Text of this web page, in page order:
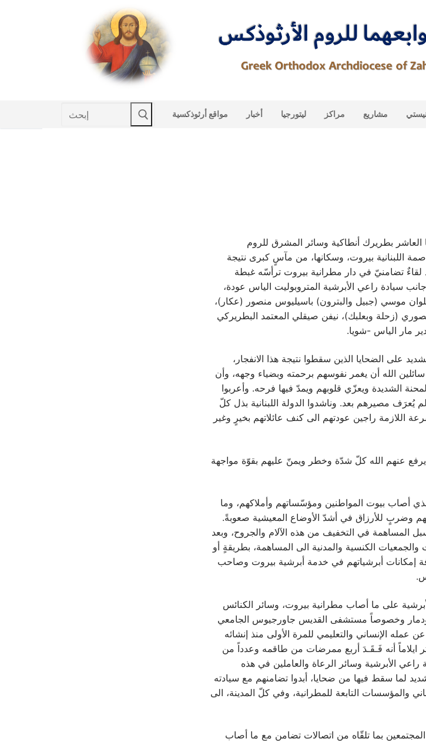
Search
مواقع أرثوذكسية أخبار ليتورجيا مراكز مشاريع
بطريرك أنطاكية وسائر المشرق للروم
اللبنانية بيروت، وسكانها، من مآسٍ كبرى نتيجة
لقاءٌ تضامنيّ في دار مطرانية بيروت ترأسّه غبطة
سيادة راعي الأبرشية المتروبوليت الياس عودة،
موسي (جبيل والبترون) باسيليوس منصور (عكار)،
(زحلة وبعلبك)، نيفن صيقلي المعتمد البطريركي
مار الياس -شويا.
على الضحايا الذين سقطوا نتيجة هذا الانفجار،
الله أن يغمر نفوسهم برحمته وبضياء وجهه، وأن
الشديدة ويعزّي قلوبهم ويمدّ فيها فرحه. وأعربوا
يُعرَف مصيرهم بعد. وناشدوا الدولة اللبنانية بذل كلّ
اللازمة راجين عودتهم الى كنف عائلاتهم بخيرٍ وغير
عنهم الله كلّ شدّة وخطر ويمنّ عليهم بقوّة مواجهة
أصاب بيوت المواطنين ومؤسّساتهم وأملاكهم، وما
وضربٍ للأرزاق في أشدّ الأوضاع المعيشية صعوبةً.
بسبل المساهمة في التخفيف من هذه الآلام والجروح، وبعد
والجمعيات الكنسية والمدنية الى المساهمة، بطريقةٍ أو
إمكانات أبرشياتهم في خدمة أبرشية بيروت وصاحب
على ما أصاب مطرانية بيروت، وسائر الكنائس
ودمار وخصوصاً مستشفى القديس جاورجيوس الجامعي
الإنساني والتعليمي للمرة الأولى منذ إنشائه
ايلاماً أنه فَـقَـدَ أربع ممرضات من طاقمه وعدداً من
الأبرشية وسائر الرعاة والعاملين في هذه
لما سقط فيها من ضحايا، أبدوا تضامنهم مع سيادته
والمؤسسات التابعة للمطرانية، وفي كلّ المدينة، الى
بما تلقّاه من اتصالات تضامن مع ما أصاب